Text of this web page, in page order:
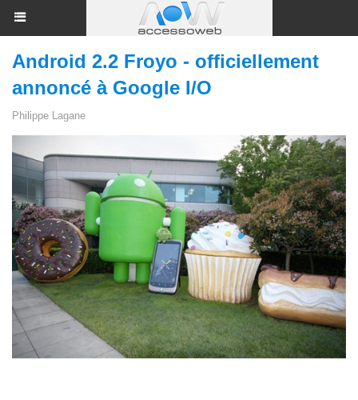
Android 2.2 Froyo - officiellement
annoncé à Google I/O
Philippe Lagane